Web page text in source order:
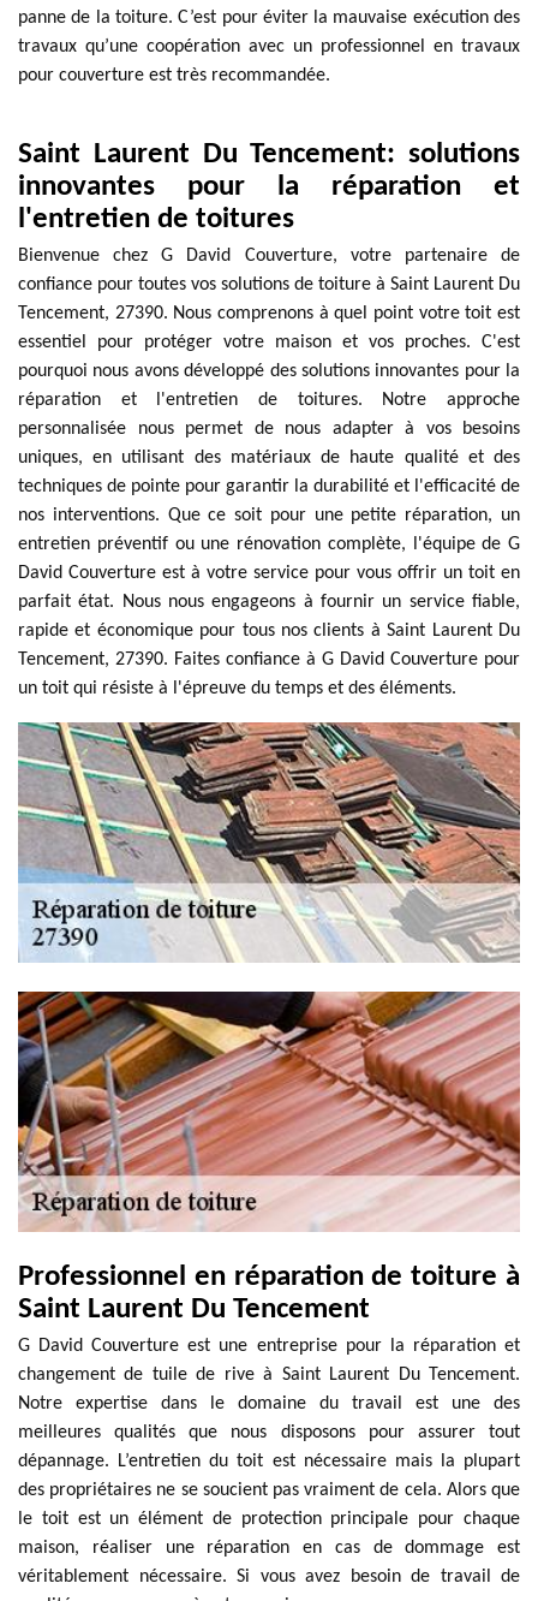
panne de la toiture. C’est pour éviter la mauvaise exécution des
travaux qu’une coopération avec un professionnel en travaux
pour couverture est très recommandée.
Saint Laurent Du Tencement: solutions
innovantes pour la réparation et
l'entretien de toitures
Bienvenue chez G David Couverture, votre partenaire de
confiance pour toutes vos solutions de toiture à Saint Laurent Du
Tencement, 27390. Nous comprenons à quel point votre toit est
essentiel pour protéger votre maison et vos proches. C'est
pourquoi nous avons développé des solutions innovantes pour la
réparation et l'entretien de toitures. Notre approche
personnalisée nous permet de nous adapter à vos besoins
uniques, en utilisant des matériaux de haute qualité et des
techniques de pointe pour garantir la durabilité et l'efficacité de
nos interventions. Que ce soit pour une petite réparation, un
entretien préventif ou une rénovation complète, l'équipe de G
David Couverture est à votre service pour vous offrir un toit en
parfait état. Nous nous engageons à fournir un service fiable,
rapide et économique pour tous nos clients à Saint Laurent Du
Tencement, 27390. Faites confiance à G David Couverture pour
un toit qui résiste à l'épreuve du temps et des éléments.
Professionnel en réparation de toiture à
Saint Laurent Du Tencement
G David Couverture est une entreprise pour la réparation et
changement de tuile de rive à Saint Laurent Du Tencement.
Notre expertise dans le domaine du travail est une des
meilleures qualités que nous disposons pour assurer tout
dépannage. L’entretien du toit est nécessaire mais la plupart
des propriétaires ne se soucient pas vraiment de cela. Alors que
le toit est un élément de protection principale pour chaque
maison, réaliser une réparation en cas de dommage est
véritablement nécessaire. Si vous avez besoin de travail de